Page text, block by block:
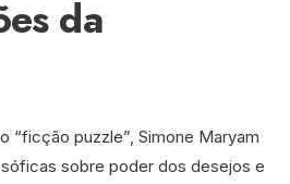
da
“ficção puzzle”, Simone Maryam
sobre poder dos desejos e